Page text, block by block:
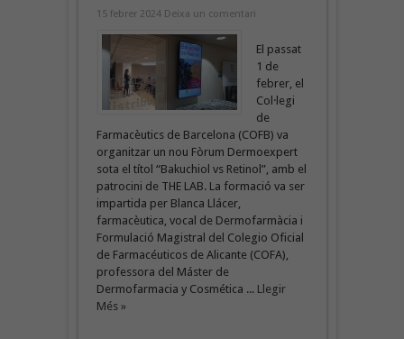
15 febrer 2024 Deixa un comentari
El passat
1 de
febrer, el
Col·legi
de
Farmacèutics de Barcelona (COFB) va
organitzar un nou Fòrum Dermoexpert
sota el títol “Bakuchiol vs Retinol”, amb el
patrocini de THE LAB. La formació va ser
impartida per Blanca Llácer,
farmacèutica, vocal de Dermofarmàcia i
Formulació Magistral del Colegio Oficial
de Farmacéuticos de Alicante (COFA),
professora del Máster de
Dermofarmacia y Cosmética ... Llegir
Més »